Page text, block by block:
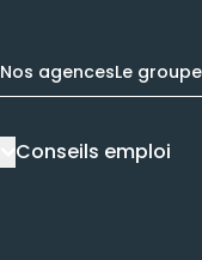
Nos agencesLe groupe
Conseils emploi